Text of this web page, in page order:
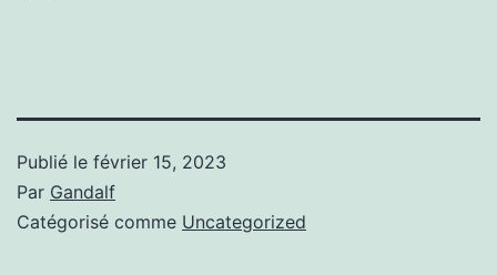
Publié le février 15, 2023
Par Gandalf
Catégorisé comme Uncategorized